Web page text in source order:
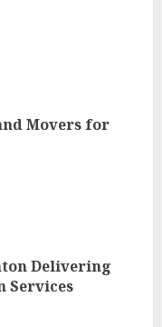
Movers for
Delivering
Services